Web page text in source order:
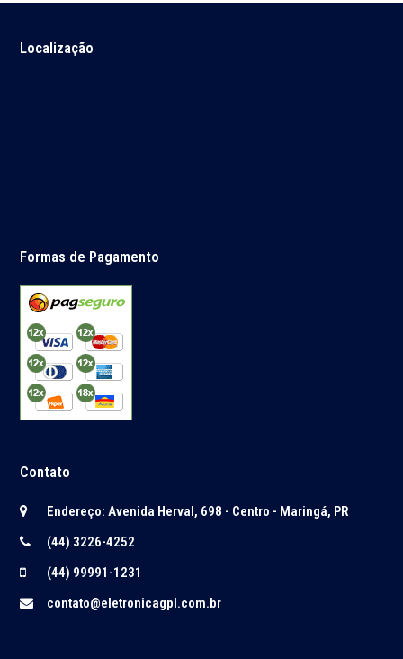
Localização
Formas de Pagamento
Contato
Endereço: Avenida Herval, 698 - Centro - Maringá, PR
(44) 3226-4252
(44) 99991-1231
contato@eletronicagpl.com.br